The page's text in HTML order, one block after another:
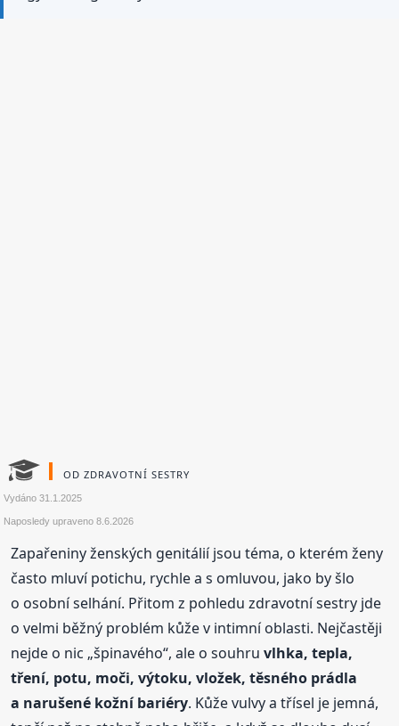
OD ZDRAVOTNÍ SESTRY
Vydáno31.1.2025
Naposledy upraveno8.6.2026
Zapařeniny ženských genitálií jsou téma, o kterém ženy
často mluví potichu, rychle a s omluvou, jako by šlo
o osobní selhání. Přitom z pohledu zdravotní sestry jde
o velmi běžný problém kůže v intimní oblasti. Nejčastěji
nejde o nic „špinavého“, ale o souhruvlhka, tepla,
tření, potu, moči, výtoku, vložek, těsného prádla
a narušené kožní bariéry. Kůže vulvy a třísel je jemná,